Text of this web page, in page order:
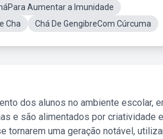
Aumentar a Imunidade
Cha Chá De GengibreCom Cúrcuma
dos alunos no ambiente escolar,
e são alimentados por criatividade
tornarem uma geração notável,